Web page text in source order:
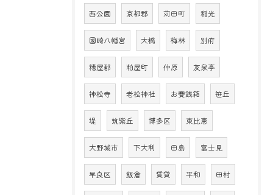
西公園 京都郡 苅田町 稲光
國崎八幡宮 大橋 梅林 別府
糟屋郡 粕屋町 仲原 友泉亭
神松寺 老松神社 お賽銭箱 笹丘
堤 筑紫丘 博多区 東比恵
大野城市 下大利 田島 富士見
早良区 飯倉 賃貸 平和 田村